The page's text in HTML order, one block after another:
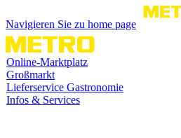
Navigieren Sie zu home page
Online-Marktplatz
Großmarkt
Lieferservice Gastronomie
Infos & Services